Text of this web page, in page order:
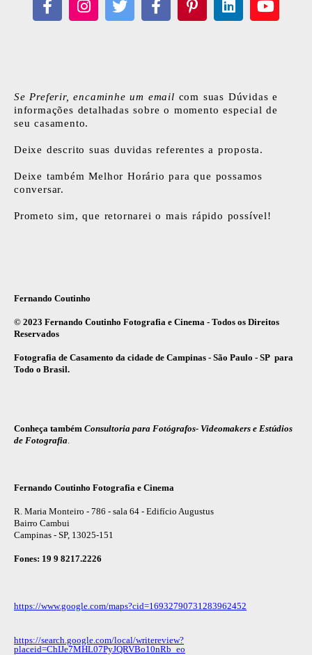
Se Preferir, encaminhe um email com suas Dúvidas e
informações detalhadas sobre o momento especial de
seu casamento.
Deixe descrito suas duvidas referentes a proposta.
Deixe tambémMelhor Horário para que possamos
conversar.
Prometo sim, que retornarei o mais rápido possível!
Fernando Coutinho
© 2023 Fernando Coutinho Fotografia e Cinema - Todos os Direitos
Reservados
Fotografia de Casamento da cidade de Campinas - São Paulo - SP para
Todo o Brasil.
Conheça também Consultoria para Fotógrafos- Videomakers e Estúdios
de Fotografia
Fernando Coutinho Fotografia e Cinema
R. Maria Monteiro - 786 - sala 64 - Edifício Augustus
Bairro Cambui
Campinas - SP, 13025-151
Fones: 19 9 8217.2226
https://www.google.com/maps?cid=16932790731283962452
https://search.google.com/local/writereview?
placeid=ChIJe7MHL07PyJQRVBo10nRb_eo